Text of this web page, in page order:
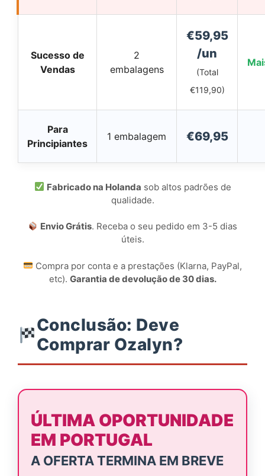
Sucesso de
Vendas
2
embalagens
€59,95
/un
(Total
€119,90)
Para
Principiantes
1 embalagem €69,95
Fabricado na Holanda sob altos padrões de
qualidade.
Envio Grátis. Receba o seu pedido em 3-5 dias
úteis.
Compra por conta e a prestações (Klarna, PayPal,
etc). Garantia de devolução de 30 dias.
Conclusão: Deve
Comprar Ozalyn?
ÚLTIMA OPORTUNIDADE
EM PORTUGAL
A OFERTA TERMINA EM BREVE